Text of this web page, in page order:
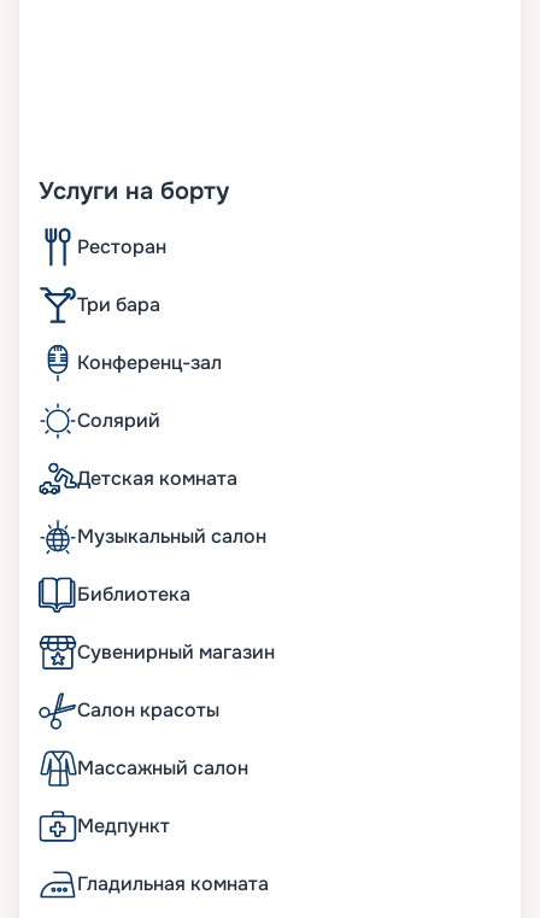
Услуги на борту
Ресторан
Три бара
Конференц-зал
Солярий
Детская комната
Музыкальный салон
Библиотека
Сувенирный магазин
Салон красоты
Массажный салон
Медпункт
Гладильная комната